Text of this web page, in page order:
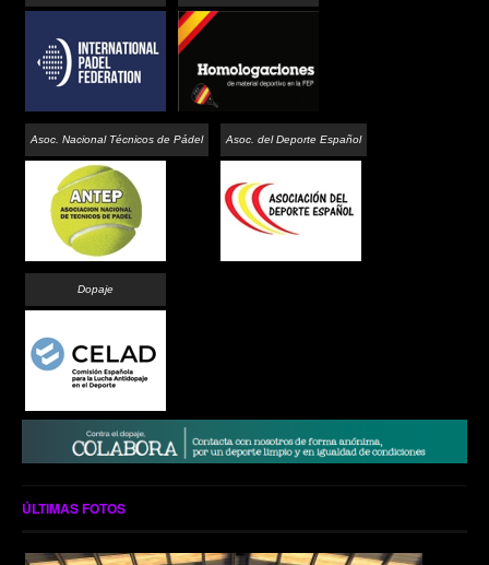
Asoc. Nacional Técnicos de Pádel Asoc. del Deporte Español
Dopaje
ÚLTIMAS FOTOS